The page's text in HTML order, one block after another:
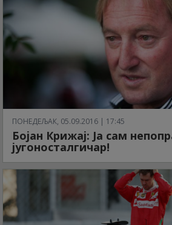
ПОНЕДЕЉАК, 05.09.2016 | 17:45
Бојан Крижај: Ја сам
југоносталгичар!